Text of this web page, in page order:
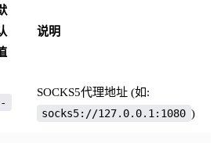
说明
-
SOCKS5代理地址 (如:
socks5://127.0.0.1:1080 )